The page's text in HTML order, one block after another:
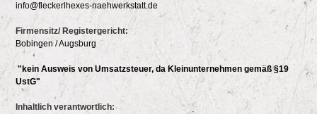
info@fleckerlhexes-naehwerkstatt.de
Firmensitz/ Registergericht:
Bobingen / Augsburg
"kein Ausweis von Umsatzsteuer, da Kleinunternehmen gemäß §19
UstG"
Inhaltlich verantwortlich: